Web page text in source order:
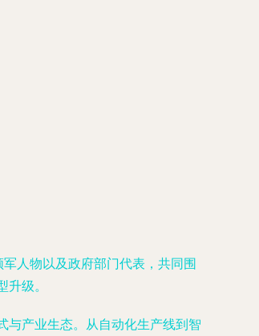
人物以及政府部门代表，共同围
级。
与产业生态。从自动化生产线到智